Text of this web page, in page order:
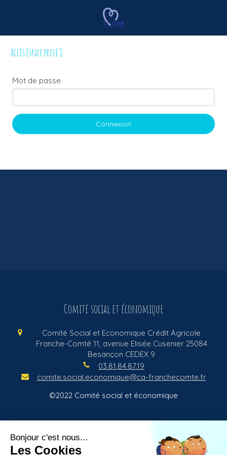
Accès Espace privé 1
Mot de passe
Connexion
Comité social et économique
Comité Social et Economique Crédit Agricole
Franche-Comté 11, avenue Elisée Cusenier 25084
Besançon CEDEX 9
03.81.84.87.19
comite.social.economique@ca-franchecomte.fr
©2022 Comité social et économique
Politique de confidentialité